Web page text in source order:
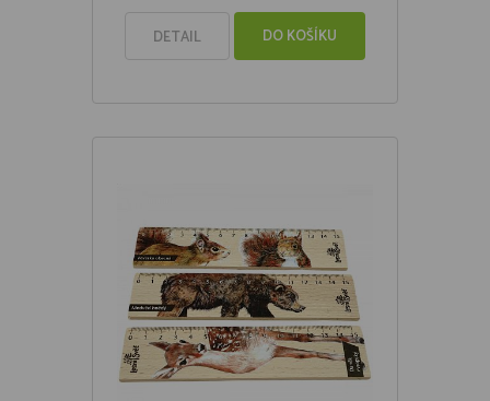
DETAIL DO KOŠÍKU